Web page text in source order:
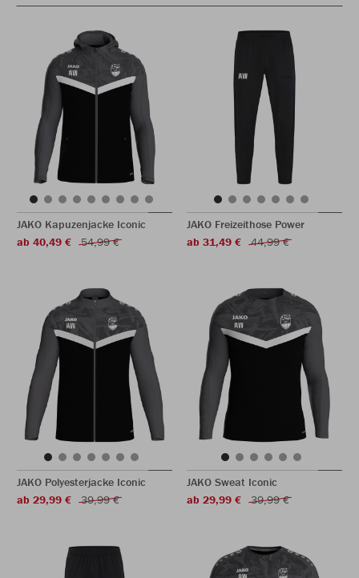
JAKO Kapuzenjacke Iconic
ab 40,49 €
54,99 €
JAKO Freizeithose Power
ab 31,49 €
44,99 €
JAKO Polyesterjacke Iconic
ab 29,99 €
39,99 €
JAKO Sweat Iconic
ab 29,99 €
39,99 €